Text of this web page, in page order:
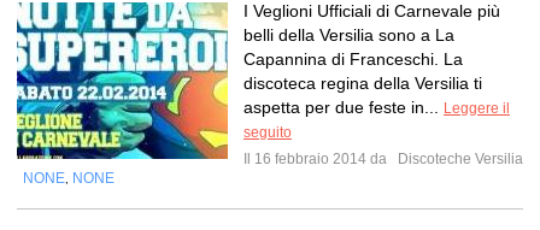
I Veglioni Ufficiali di Carnevale più
belli della Versilia sono a La
Capannina di Franceschi. La
discoteca regina della Versilia ti
aspetta per due feste in...
Leggere il
seguito
Il 16 febbraio 2014 da
Discoteche Versilia
NONE NONE